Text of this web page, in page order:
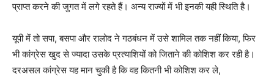
प्राप्त करने की जुगत में लगे रहते हैं। अन्य राज्यों में भी इनकी यही स्थिति है।
यूपी में तो सपा, बसपा और रालोद ने गठबंधन में उसे शामिल तक नहीं किया, फिर
भी कांग्रेस खुद से ज्यादा उसके प्रत्याशियों को जिताने की कोशिश कर रही है।
दरअसल कांग्रेस यह मान चुकी है कि वह कितनी भी कोशिश कर ले,